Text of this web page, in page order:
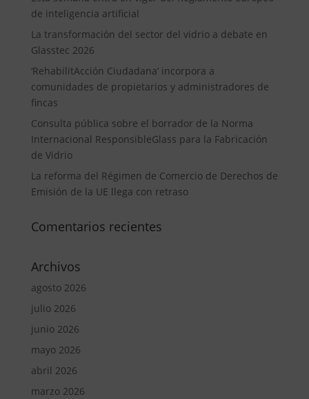
de inteligencia artificial
La transformación del sector del vidrio a debate en
Glasstec 2026
‘RehabilitAcción Ciudadana’ incorpora a
comunidades de propietarios y administradores de
fincas
Consulta pública sobre el borrador de la Norma
Internacional ResponsibleGlass para la Fabricación
de Vidrio
La reforma del Régimen de Comercio de Derechos de
Emisión de la UE llega con retraso
Comentarios recientes
Archivos
agosto 2026
julio 2026
junio 2026
mayo 2026
abril 2026
marzo 2026